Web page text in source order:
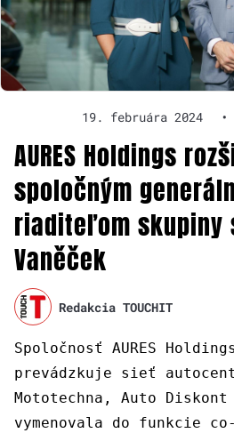
19. februára 2024 •
AURES Holdings
spoločným
riaditeľom skupiny
Vaněček
Redakcia TOUCHIT
Spoločnosť AURES
prevádzkuje sieť
Mototechna, Auto Diskont
vymenovala do funkcie co-